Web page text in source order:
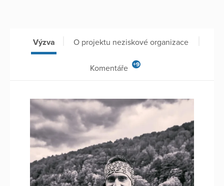
Výzva O projektu neziskové organizace
Komentáře +9